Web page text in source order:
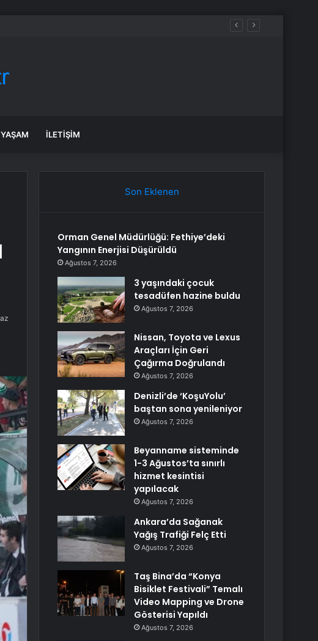
YAŞAM İLETIŞIM
Son Eklenen
Orman Genel Müdürlüğü: Fethiye’deki
Yangının Enerjisi Düşürüldü
Ağustos 7, 2026
3 yaşındaki çocuk
tesadüfen hazine buldu
Ağustos 7, 2026
Nissan, Toyota ve Lexus
Araçları İçin Geri
Çağırma Doğrulandı
Ağustos 7, 2026
Denizli’de ‘KoşuYolu’
baştan sona yenileniyor
Ağustos 7, 2026
Beyanname sisteminde
1-3 Ağustos’ta sınırlı
hizmet kesintisi
yapılacak
Ağustos 7, 2026
Ankara’da Sağanak
Yağış Trafiği Felç Etti
Ağustos 7, 2026
Taş Bina’da “Konya
Bisiklet Festivali” Temalı
Video Mapping ve Drone
Gösterisi Yapıldı
Ağustos 7, 2026